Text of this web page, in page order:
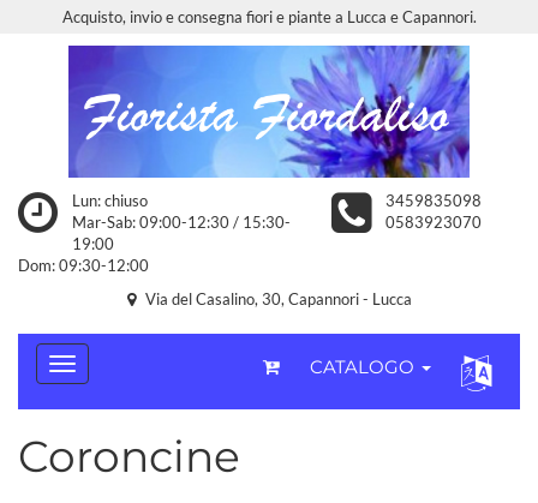
Acquisto, invio e consegna fiori e piante a Lucca e Capannori.
Lun: chiuso
Mar-Sab: 09:00-12:30 / 15:30-
19:00
Dom: 09:30-12:00
3459835098
0583923070
Via del Casalino, 30, Capannori - Lucca
CATALOGO
Coroncine